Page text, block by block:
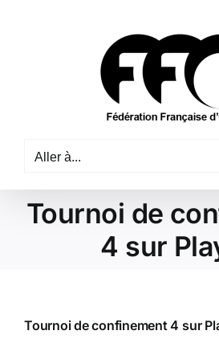
Aller à...
Tournoi de
4 sur
Tournoi de confinement 4 sur